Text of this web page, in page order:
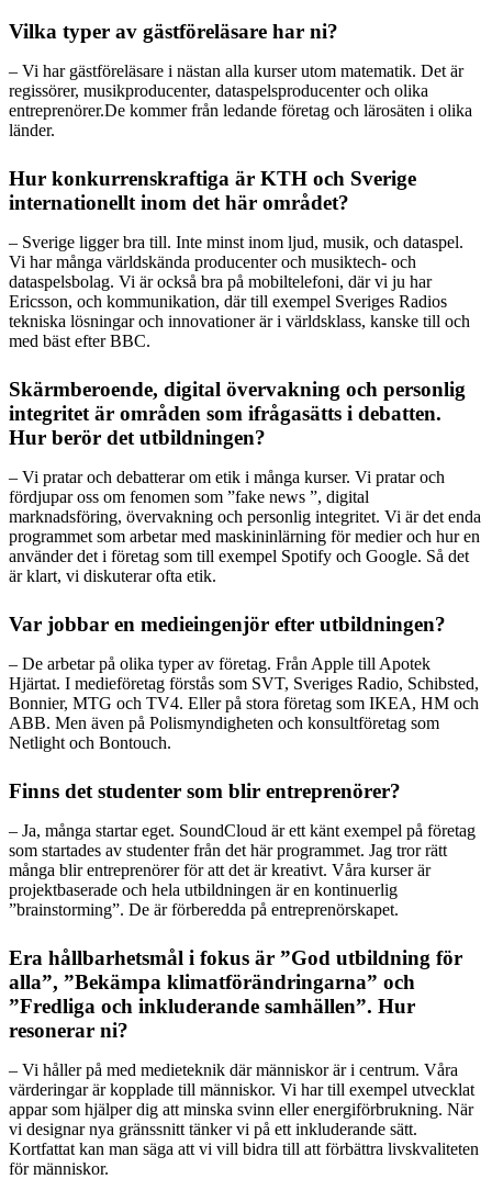
Vilka typer av gästföreläsare har ni?
– Vi har gästföreläsare i nästan alla kurser utom matematik. Det är
regissörer, musikproducenter, dataspelsproducenter och olika
entreprenörer.De kommer från ledande företag och lärosäten i olika
länder.
Hur konkurrenskraftiga är KTH och Sverige
internationellt inom det här området?
– Sverige ligger bra till. Inte minst inom ljud, musik, och dataspel.
Vi har många världskända producenter och musiktech- och
dataspelsbolag. Vi är också bra på mobiltelefoni, där vi ju har
Ericsson, och kommunikation, där till exempel Sveriges Radios
tekniska lösningar och innovationer är i världsklass, kanske till och
med bäst efter BBC.
Skärmberoende, digital övervakning och personlig
integritet är områden som ifrågasätts i debatten.
Hur berör det utbildningen?
– Vi pratar och debatterar om etik i många kurser. Vi pratar och
fördjupar oss om fenomen som ”fake news ”, digital
marknadsföring, övervakning och personlig integritet. Vi är det enda
programmet som arbetar med maskininlärning för medier och hur en
använder det i företag som till exempel Spotify och Google. Så det
är klart, vi diskuterar ofta etik.
Var jobbar en medieingenjör efter utbildningen?
– De arbetar på olika typer av företag. Från Apple till Apotek
Hjärtat. I medieföretag förstås som SVT, Sveriges Radio, Schibsted,
Bonnier, MTG och TV4. Eller på stora företag som IKEA, HM och
ABB. Men även på Polismyndigheten och konsultföretag som
Netlight och Bontouch.
Finns det studenter som blir entreprenörer?
– Ja, många startar eget. SoundCloud är ett känt exempel på företag
som startades av studenter från det här programmet. Jag tror rätt
många blir entreprenörer för att det är kreativt. Våra kurser är
projektbaserade och hela utbildningen är en kontinuerlig
”brainstorming”. De är förberedda på entreprenörskapet.
Era hållbarhetsmål i fokus är ”God utbildning för
alla”, ”Bekämpa klimatförändringarna” och
”Fredliga och inkluderande samhällen”. Hur
resonerar ni?
– Vi håller på med medieteknik där människor är i centrum. Våra
värderingar är kopplade till människor. Vi har till exempel utvecklat
appar som hjälper dig att minska svinn eller energiförbrukning. När
vi designar nya gränssnitt tänker vi på ett inkluderande sätt.
Kortfattat kan man säga att vi vill bidra till att förbättra livskvaliteten
för människor.